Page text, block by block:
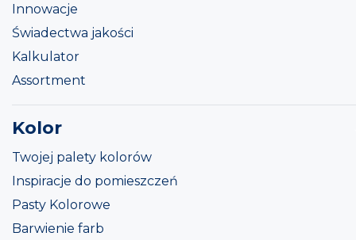
Innowacje
Świadectwa jakości
Kalkulator
Assortment
Kolor
Twojej palety kolorów
Inspiracje do pomieszczeń
Pasty Kolorowe
Barwienie farb